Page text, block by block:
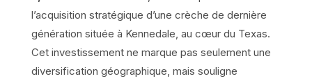
l’acquisition stratégique d’une crèche de dernière
génération située à Kennedale, au cœur du Texas.
Cet investissement ne marque pas seulement une
diversification géographique, mais souligne